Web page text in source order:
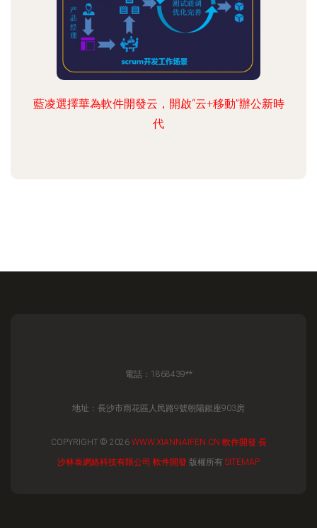
藍凌選擇華為軟件開發云，開啟“云+移動”辦公新時
代
電話：1868439**
地址：長沙市雨花區人民路9號朝陽銀座903房
COPYRIGHT © 2026 WWW.XIANNAIFEN.CN 軟件開發 長
沙林泰網絡科技有限公司 軟件開發 版權所有 SITEMAP